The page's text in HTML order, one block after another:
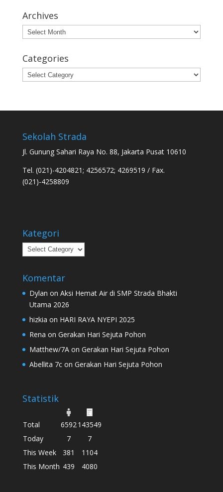
Archives
Archives
Categories
Categories
Sekolah Strada
Jl. Gunung Sahari Raya No. 88, Jakarta Pusat 10610
Tel. (021)-4204821; 4256572; 4269519 / Fax.
(021)-4258809
Kategori
Kategori
Komentar
Dylan on Aksi Hemat Air di SMP Strada Bhakti
Utama 2026
hizkia on HARI RAYA NYEPI 2025
Rena on Gerakan Hari Sejuta Pohon
Matthew/7Aon Gerakan Hari Sejuta Pohon
Abellita 7con Gerakan Hari Sejuta Pohon
Statistik
Total 6592 143549
Today
7
7
This Week
381
1104
This Month 439 4080